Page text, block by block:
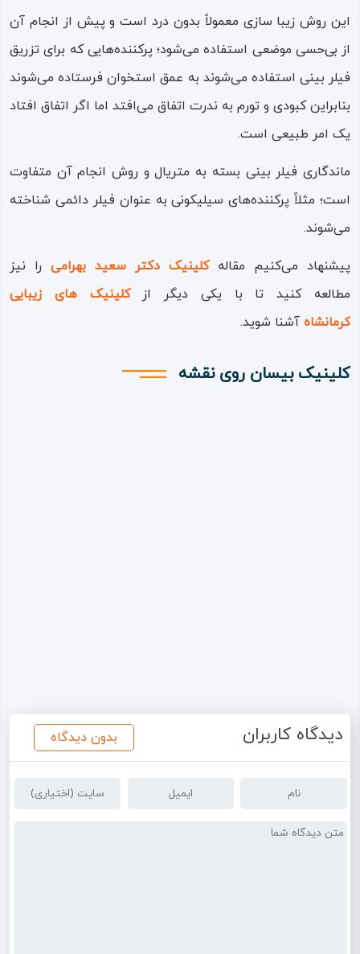
این روش زیبا سازی معمولاً بدون درد است و پیش از انجام آن
از بی‌حسی موضعی استفاده می‌شود؛ پرکننده‌هایی که برای تزریق
فیلر بینی استفاده می‌شوند به عمق استخوان فرستاده می‌شوند
بنابراین کبودی و تورم به ندرت اتفاق می‌افتد اما اگر اتفاق افتاد
یک امر طبیعی است.
ماندگاری فیلر بینی بسته به متریال و روش انجام آن متفاوت
است؛ مثلاً پرکننده‌های سیلیکونی به عنوان فیلر دائمی شناخته
می‌شوند.
پیشنهاد می‌کنیم مقالهکلینیک دکتر سعید بهرامی را نیز
مطالعه کنید تا با یکی دیگر ازکلینیک های زیبایی
کرمانشاه آشنا شوید.
کلینیک بیسان روی نقشه
دیدگاه کاربران بدون دیدگاه